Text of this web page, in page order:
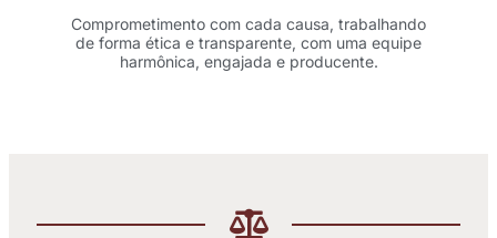
Comprometimento com cada causa, trabalhando
de forma ética e transparente, com uma equipe
harmônica, engajada e producente.